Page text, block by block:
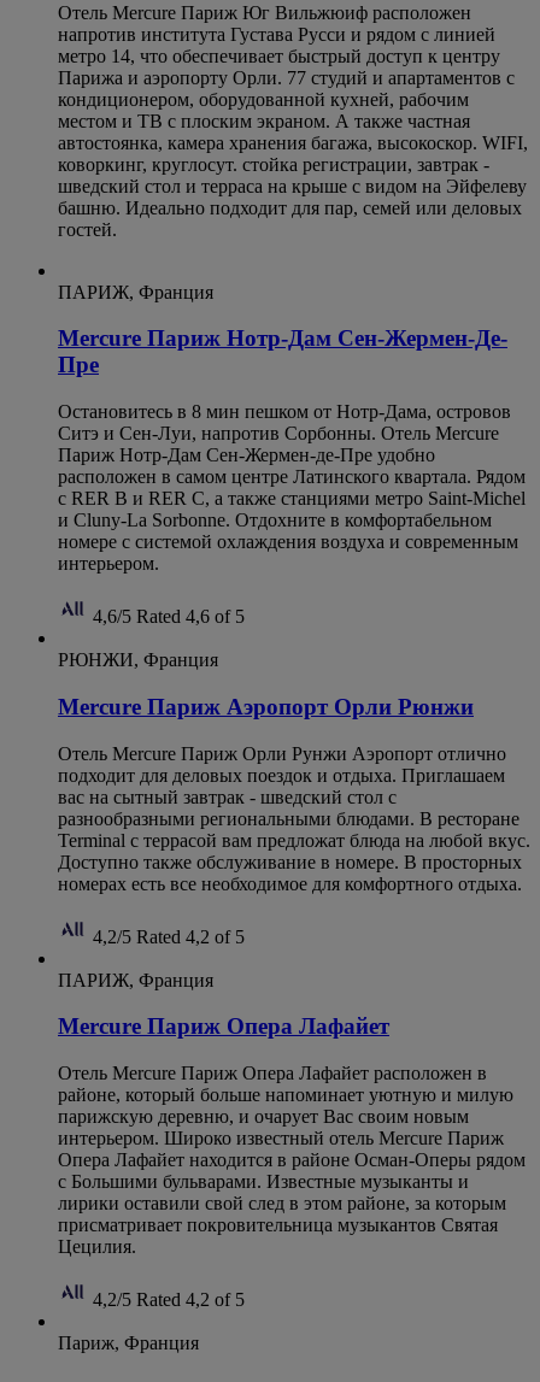
Отель Mercure Париж Юг Вильжюиф расположен
напротив института Густава Русси и рядом с линией
метро 14, что обеспечивает быстрый доступ к центру
Парижа и аэропорту Орли. 77 студий и апартаментов с
кондиционером, оборудованной кухней, рабочим
местом и ТВ с плоским экраном. А также частная
автостоянка, камера хранения багажа, высокоскор. WIFI,
коворкинг, круглосут. стойка регистрации, завтрак -
шведский стол и терраса на крыше с видом на Эйфелеву
башню. Идеально подходит для пар, семей или деловых
гостей.
ПАРИЖ, Франция
Mercure Париж Нотр-Дам Сен-Жермен-Де-
Пре
Остановитесь в 8 мин пешком от Нотр-Дама, островов
Ситэ и Сен-Луи, напротив Сорбонны. Отель Mercure
Париж Нотр-Дам Сен-Жермен-де-Пре удобно
расположен в самом центре Латинского квартала. Рядом
с RER B и RER C, а также станциями метро Saint-Michel
и Cluny-La Sorbonne. Отдохните в комфортабельном
номере с системой охлаждения воздуха и современным
интерьером.
4,6/5 Rated 4,6 of 5
РЮНЖИ, Франция
Mercure Париж Аэропорт Орли Рюнжи
Отель Mercure Париж Орли Рунжи Аэропорт отлично
подходит для деловых поездок и отдыха. Приглашаем
вас на сытный завтрак - шведский стол с
разнообразными региональными блюдами. В ресторане
Terminal с террасой вам предложат блюда на любой вкус.
Доступно также обслуживание в номере. В просторных
номерах есть все необходимое для комфортного отдыха.
4,2/5 Rated 4,2 of 5
ПАРИЖ, Франция
Mercure Париж Опера Лафайет
Отель Mercure Париж Опера Лафайет расположен в
районе, который больше напоминает уютную и милую
парижскую деревню, и очарует Вас своим новым
интерьером. Широко известный отель Mercure Париж
Опера Лафайет находится в районе Осман-Оперы рядом
с Большими бульварами. Известные музыканты и
лирики оставили свой след в этом районе, за которым
присматривает покровительница музыкантов Святая
Цецилия.
4,2/5 Rated 4,2 of 5
Париж, Франция